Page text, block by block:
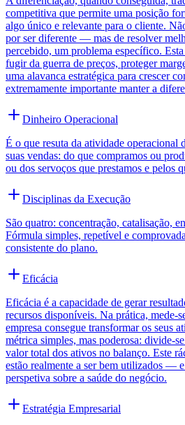
competitiva que permite uma posição
algo único e relevante para o cliente.
por ser diferente — mas de resolver
percebido, um problema específico.
fugir da guerra de preços, proteger
uma alavanca estratégica para crescer
extremamente importante manter a
Dinheiro Operacional
É o que resuta da atividade operacional
suas vendas: do que compramos ou
ou dos servoços que prestamos e pelos
Disciplinas da Execução
São quatro: concentração, catalisação,
Fórmula simples, repetível e
consistente do plano.
Eficácia
Eficácia é a capacidade de gerar
recursos disponíveis. Na prática, mede-
empresa consegue transformar os seus
métrica simples, mas poderosa: divide-
valor total dos ativos no balanço. Este
estão realmente a ser bem utilizados —
perspetiva sobre a saúde do negócio.
Estratégia Empresarial